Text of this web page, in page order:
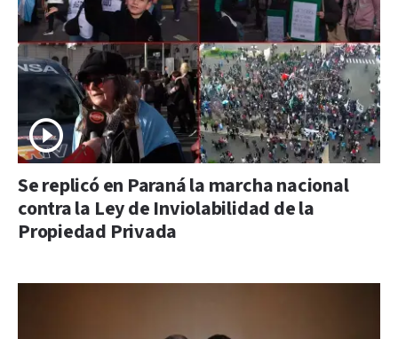
Se replicó en Paraná la marcha nacional
contra la Ley de Inviolabilidad de la
Propiedad Privada